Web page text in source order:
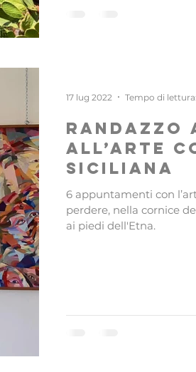
all’arte
siciliana
6 appuntamenti con
perdere, nella cornice
ai piedi dell'Etna.
17 lug 2022 Tempo di